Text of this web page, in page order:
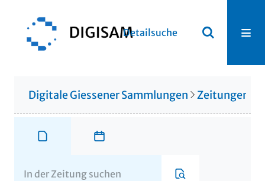
Detailsuche
Digitale Giessener Sammlungen Zeitungen